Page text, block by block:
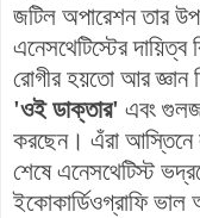
জটিল অপারেশন তার
এনেসথেটিস্টের
রোগীর হয়তো আর জ্ঞান
'ওই ডাক্তার' এবং
করছেন। এঁরা আস্তিনে
শেষে এনেসথেটিস্ট
ইকোকার্ডিওগ্রাফিভাল